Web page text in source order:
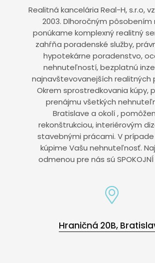
Realitná kancelária Real-H, s.r.o,
2003. Dlhoročným pôsobením
ponúkame komplexný realitný
zahŕňa poradenské služby,
hypotekárne poradenstvo,
nehnuteľností, bezplatnú
najnavštevovanejších realitných
Okrem sprostredkovania kúpy,
prenájmu všetkých
Bratislave a okolí ,
rekonštrukciou, interiérovým
stavebnými prácami. V
kúpime Vašu nehnuteľnosť.
odmenou pre nás sú SPOKOJNÍ
Hraničná 20B,